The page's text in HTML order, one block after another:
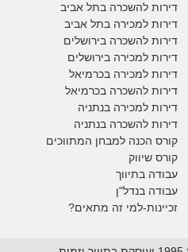
דירות להשכרה בתל אביב
דירות למכירה בתל אביב
דירות להשכרה בירושלים
דירות למכירה בירושלים
דירות למכירה בכרמיאל
דירות להשכרה בכרמיאל
דירות למכירה בנתניה
דירות להשכרה בנתניה
קורס הכנה למבחן המתווכים
קורס שיווק
עבודה בתיווך
עבודה בנדל"ן
זכיינות-למי זה מתאים?